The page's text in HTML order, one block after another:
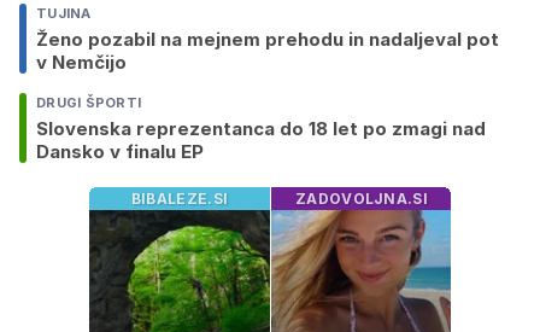
TUJINA
Ženo pozabil na mejnem prehodu in nadaljeval pot
v Nemčijo
DRUGI ŠPORTI
Slovenska reprezentanca do 18 let po zmagi nad
Dansko v finalu EP
BIBALEZE.SI ZADOVOLJNA.SI